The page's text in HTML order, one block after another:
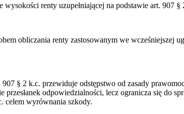
wysokości renty uzupełniającej na podstawie art.
obliczania renty zastosowanym we wcześniejszej
907 § 2 k.c. przewiduje odstępstwo od zasady
przesłanek odpowiedzialności, lecz ogranicza się do
celem wyrównania szkody.